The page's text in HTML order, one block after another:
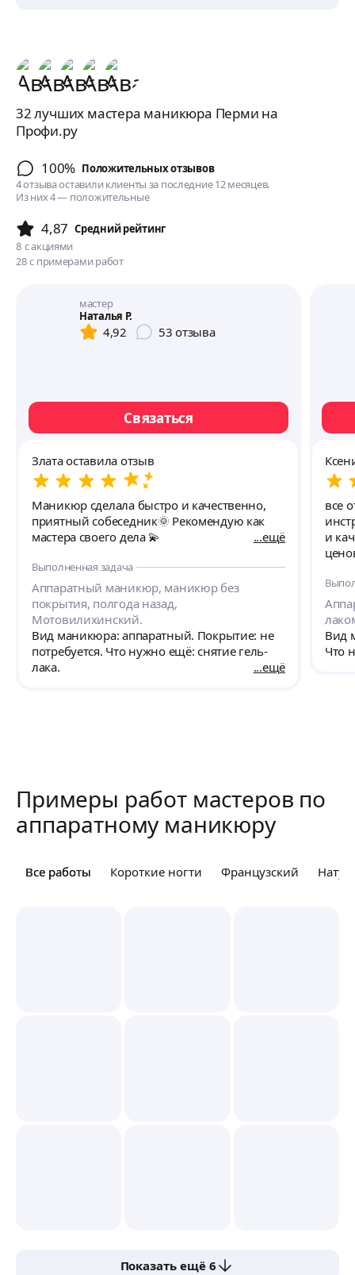
32 лучших мастера маникюра Перми на
Профи.ру
100% Положительных отзывов
4 отзыва оставили клиенты за последние 12 месяцев.
Из них 4 — положительные
4,87 Cредний рейтинг
8 с акциями
28 с примерами работ
мастер
Наталья Р.
4,92 53 отзыва
Связаться
Злата оставила отзыв
Маникюр сделала быстро и качественно,
приятный собеседник🌞 Рекомендую как
мастера своего дела 💫
ещё
Выполненная задача
Аппаратный маникюр, маникюр без
покрытия, полгода назад,
Мотовилихинский.
Вид маникюра: аппаратный. Покрытие: не
потребуется. Что нужно ещё: снятие гель-
лака.
ещё
все
и
Вид
Что
Примеры работ мастеров по
аппаратному маникюру
Все работы
Все работы Короткие ногти Французский
Показать ещё 6